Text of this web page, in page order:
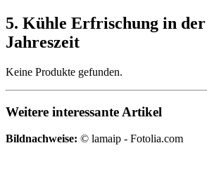
5. Kühle Erfrischung in
Jahreszeit
Keine Produkte gefunden.
Weitere interessante Artikel
Bildnachweise: © lamaip - Fotolia.com